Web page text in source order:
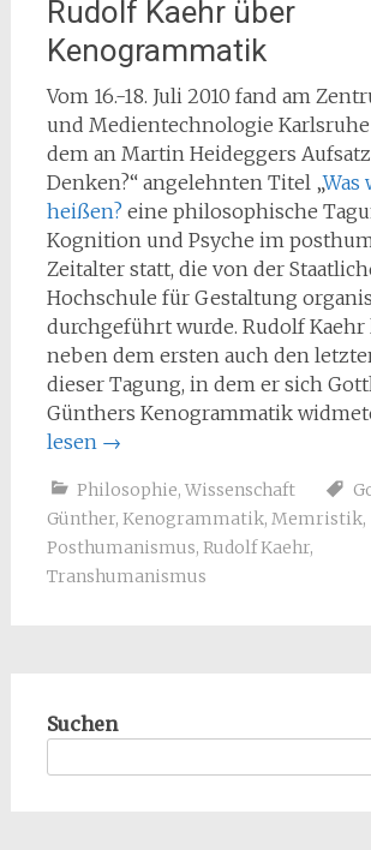
Rudolf Kaehr über
Kenogrammatik
Vom 16.-18. Juli 2010 fand am
und Medientechnologie Karlsruhe
dem an Martin Heideggers
Denken?“ angelehnten Titel „Was
heißen? eine philosophische
Kognition und Psyche im
Zeitalter statt, die von der
Hochschule für Gestaltung
durchgeführt wurde. Rudolf
neben dem ersten auch den
dieser Tagung, in dem er sich
Günthers Kenogrammatik
lesen →
Philosophie, Wissenschaft
Günther, Kenogrammatik, Memristik,
Posthumanismus, Rudolf Kaehr,
Transhumanismus
Suchen